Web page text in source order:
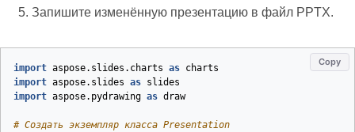
Запишите изменённую презентацию в файл PPTX.
Copy
import aspose.slides.charts as charts
import aspose.slides as slides
import aspose.pydrawing as draw
# Создать экземпляр класса Presentation